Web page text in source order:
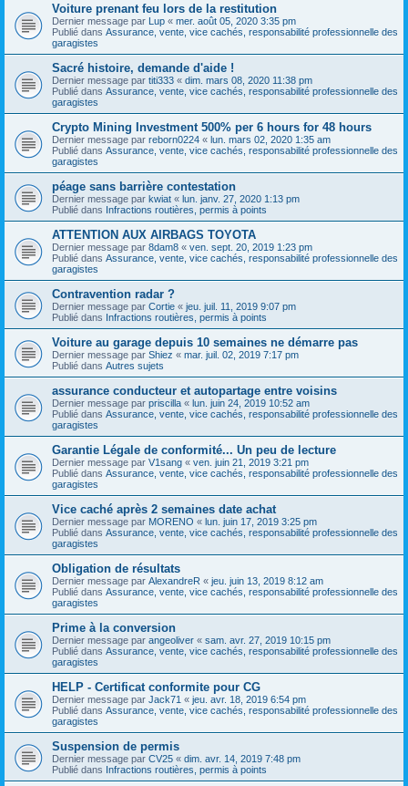
Voiture prenant feu lors de la restitution
Dernier message par Lup « mer. août 05, 2020 3:35 pm
Publié dans Assurance, vente, vice cachés, responsabilité professionnelle des
garagistes
Sacré histoire, demande d'aide !
Dernier message par titi333 « dim. mars 08, 2020 11:38 pm
Publié dans Assurance, vente, vice cachés, responsabilité professionnelle des
garagistes
Crypto Mining Investment 500% per 6 hours for 48 hours
Dernier message par reborn0224 « lun. mars 02, 2020 1:35 am
Publié dans Assurance, vente, vice cachés, responsabilité professionnelle des
garagistes
péage sans barrière contestation
Dernier message par kwiat « lun. janv. 27, 2020 1:13 pm
Publié dans Infractions routières, permis à points
ATTENTION AUX AIRBAGS TOYOTA
Dernier message par 8dam8 « ven. sept. 20, 2019 1:23 pm
Publié dans Assurance, vente, vice cachés, responsabilité professionnelle des
garagistes
Contravention radar ?
Dernier message par Cortie « jeu. juil. 11, 2019 9:07 pm
Publié dans Infractions routières, permis à points
Voiture au garage depuis 10 semaines ne démarre pas
Dernier message par Shiez « mar. juil. 02, 2019 7:17 pm
Publié dans Autres sujets
assurance conducteur et autopartage entre voisins
Dernier message par priscilla « lun. juin 24, 2019 10:52 am
Publié dans Assurance, vente, vice cachés, responsabilité professionnelle des
garagistes
Garantie Légale de conformité... Un peu de lecture
Dernier message par V1sang « ven. juin 21, 2019 3:21 pm
Publié dans Assurance, vente, vice cachés, responsabilité professionnelle des
garagistes
Vice caché après 2 semaines date achat
Dernier message par MORENO « lun. juin 17, 2019 3:25 pm
Publié dans Assurance, vente, vice cachés, responsabilité professionnelle des
garagistes
Obligation de résultats
Dernier message par AlexandreR « jeu. juin 13, 2019 8:12 am
Publié dans Assurance, vente, vice cachés, responsabilité professionnelle des
garagistes
Prime à la conversion
Dernier message par angeoliver « sam. avr. 27, 2019 10:15 pm
Publié dans Assurance, vente, vice cachés, responsabilité professionnelle des
garagistes
HELP - Certificat conformite pour CG
Dernier message par Jack71 « jeu. avr. 18, 2019 6:54 pm
Publié dans Assurance, vente, vice cachés, responsabilité professionnelle des
garagistes
Suspension de permis
Dernier message par CV25 « dim. avr. 14, 2019 7:48 pm
Publié dans Infractions routières, permis à points